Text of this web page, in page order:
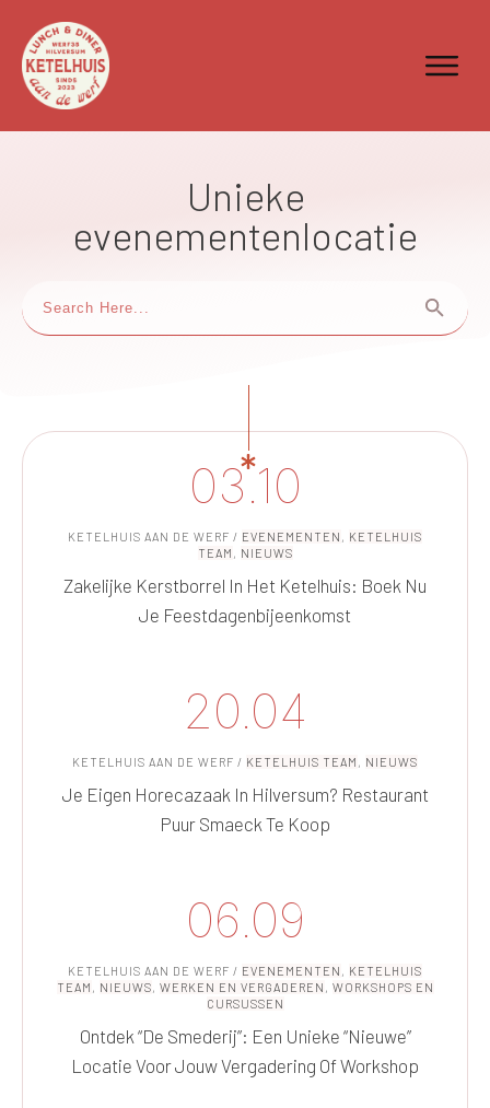
Unieke
evenementenlocatie
03.10
KETELHUIS AAN DE WERF / EVENEMENTEN , KETELHUIS
TEAM , NIEUWS
Zakelijke Kerstborrel In Het Ketelhuis: Boek Nu
Je Feestdagenbijeenkomst
20.04
KETELHUIS AAN DE WERF / KETELHUIS TEAM , NIEUWS
Je Eigen Horecazaak In Hilversum? Restaurant
Puur Smaeck Te Koop
06.09
KETELHUIS AAN DE WERF / EVENEMENTEN , KETELHUIS
TEAM , NIEUWS, WERKEN EN VERGADEREN , WORKSHOPS EN
CURSUSSEN
Ontdek “De Smederij”: Een Unieke “nieuwe”
Locatie Voor Jouw Vergadering Of Workshop